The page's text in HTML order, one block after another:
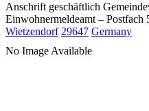
Anschrift geschäftlich
Einwohnermeldeamt – Postfach
Wietzendorf 29647 Germany
No Image Available